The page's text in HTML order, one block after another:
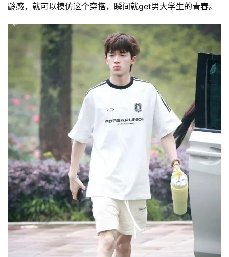
龄感，就可以模仿这个穿搭，瞬间就get男大学生的青春。